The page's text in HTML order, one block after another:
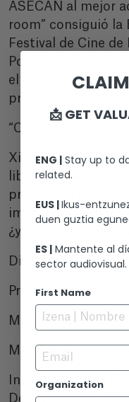
ASECAN al mejor
room” consiguió la
Festival de Cine de
Por “A puerta fría”
el premio en el
premio Sant Jordi.
“CUÁNTICA
Xian e Ikki son
libre amenazado
problemas parecen
improvisado:
¿y si ellos mismos
Dirección y guion:
Producción: Rosa
Música: Alicia
Montaje: Carla
Intérpretes: Yan
Dechent, Lucía
📩 GET
ENG | Stay up to
related.
EUS |Ikus-
duen guztia
ES | Mantente al
sector audiovisual.
First Name
Email
Organization